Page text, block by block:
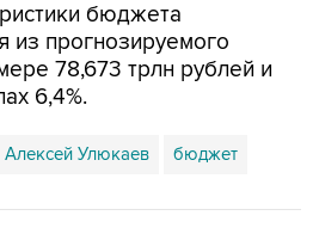
бюджета
из прогнозируемого
78,673 трлн рублей и
6,4%.
Алексей Улюкаев бюджет